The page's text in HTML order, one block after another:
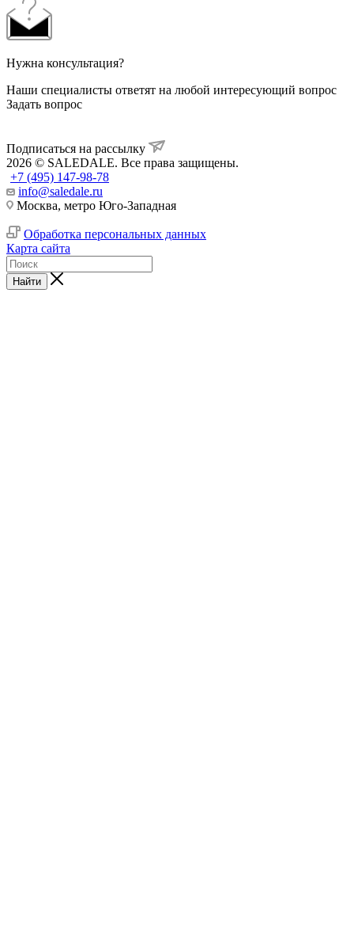
Нужна консультация?
Наши специалисты ответят на любой интересующий вопрос
Задать вопрос
Подписаться на рассылку
2026 © SALEDALE. Все права защищены.
+7 (495) 147-98-78
info@saledale.ru
Москва, метро Юго-Западная
Обработка персональных данных
Карта сайта
Найти